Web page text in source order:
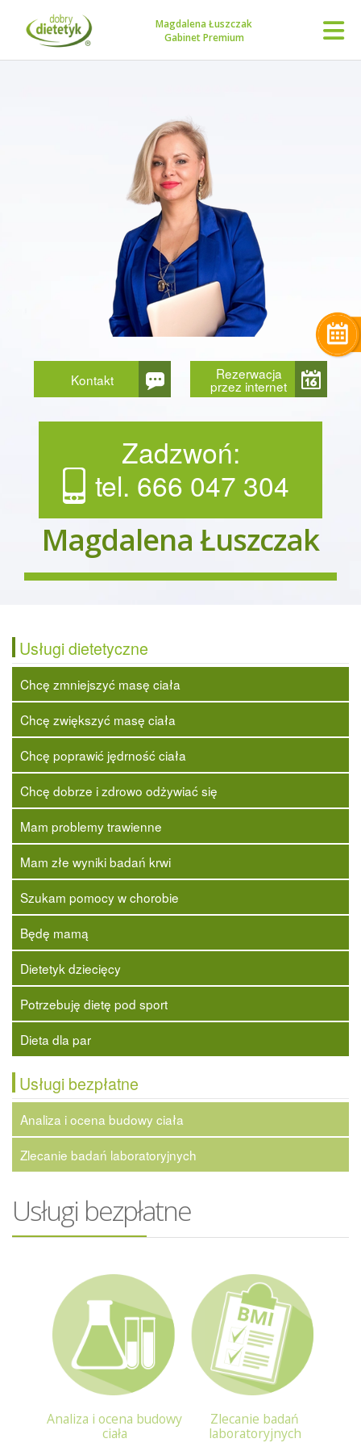
Magdalena Łuszczak
Gabinet Premium
Kontakt Rezerwacja
przez internet
Zadzwoń:
tel. 666 047 304
Magdalena Łuszczak
Usługi dietetyczne
Chcę zmniejszyć masę ciała
Chcę zwiększyć masę ciała
Chcę poprawić jędrność ciała
Chcę dobrze i zdrowo odżywiać się
Mam problemy trawienne
Mam złe wyniki badań krwi
Szukam pomocy w chorobie
Będę mamą
Dietetyk dziecięcy
Potrzebuję dietę pod sport
Dieta dla par
Usługi bezpłatne
Analiza i ocena budowy ciała
Zlecanie badań laboratoryjnych
Usługi bezpłatne
Analiza i ocena budowy
ciała
Zlecanie badań
laboratoryjnych